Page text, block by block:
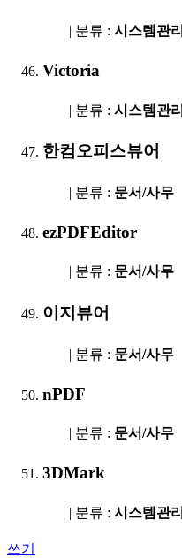
| 분류 : 시스템관리
Victoria
| 분류 : 시스템관리
한컴오피스뷰어
| 분류 : 문서/사무
ezPDFEditor
| 분류 : 문서/사무
이지뷰어
| 분류 : 문서/사무
nPDF
| 분류 : 문서/사무
3DMark
| 분류 : 시스템관리
쓰기